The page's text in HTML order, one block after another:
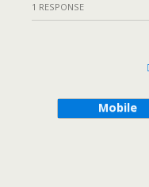
1 RESPONSE
Mobile